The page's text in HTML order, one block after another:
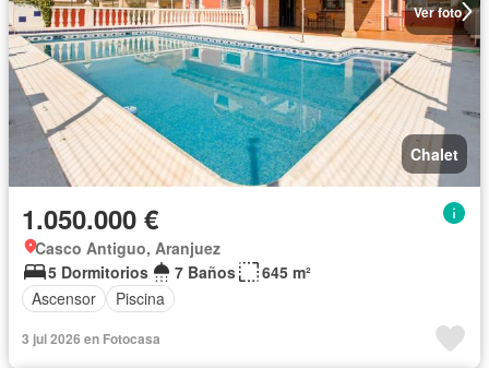
Ver foto
Chalet
1.050.000 €
Casco Antiguo, Aranjuez
5 Dormitorios
7 Baños
645 m²
Ascensor
Piscina
3 jul 2026 en Fotocasa